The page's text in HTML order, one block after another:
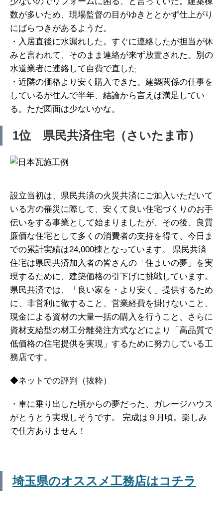
数が多いため、現場監督の目がゆきととかず仕上がり
にばらつきがあるようだ。
・入居直後に水漏れした。すぐに連絡したが担当が休
みと言われて、そのまま連絡が来ず放置された。別の
水道業者に連絡して自費で直した
・近隣の価格より安く購入できた。建築関係の仕事を
しているが住んで半年、結論から言えば満足してい
る。ただ図面は少ないかな。
1位 県民共済住宅（さいたま市）
設立当初は、県民共済の火災共済にご加入いただいて
いる方の罹災に際して、安くて良い住宅づくりのお手
伝いをする事業として始まりましたが、その後、良質
廉価な住宅として多くの消費者の支持を得て、今日ま
での累計実績は24,000棟となっています。 県民共済
住宅は県民共済加入者の皆さんの「住まいの夢」を実
現するために、建築価格の引下げに挑戦しています。
県民共済では、「良い家を・より安く」提供するため
に、非営利に徹すること、営業経費を掛けないこと、
現金による資材の大量一括の購入を行うこと、さらに
資材支給型の材工分離発注方式などにより「高品質で
低価格の住宅提供を実現」するために努力している工
務店です。
◆ネットでの評判（抜粋）
・車に乗り出した頃からの夢だった、ガレージハウス
がとうとう実現しそうです。 完成は９月頃。楽しみ
で仕方ありません！
埼玉県のオススメ工務店はコチラ